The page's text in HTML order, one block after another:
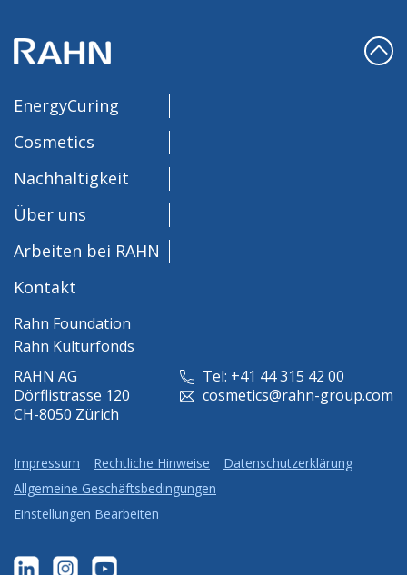
RAHN AG
Dörflistrasse 120
CH-8050 Zürich
Tel: +41 44 315 42 00
cosmetics@rahn-group.com
EnergyCuring
Cosmetics
Nachhaltigkeit
Über uns
Arbeiten bei RAHN
Kontakt
Rahn Foundation
Rahn Kulturfonds
Impressum Rechtliche Hinweise
Datenschutzerklärung
Allgemeine Geschäftsbedingungen
Einstellungen Bearbeiten